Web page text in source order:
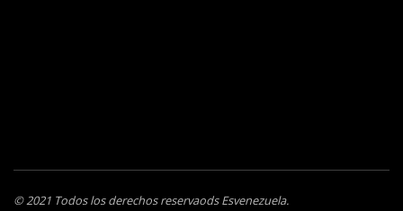
© 2021 Todos los derechos reservaods Esvenezuela.